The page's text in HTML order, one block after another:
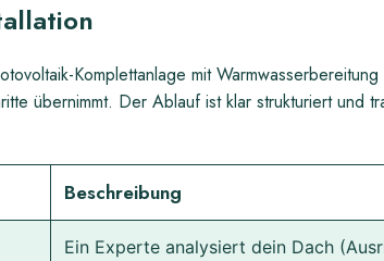
Komplettanlage mit
übernimmt. Der Ablauf ist klar strukturiert und
Beschreibung
Ein Experte analysiert dein Dach